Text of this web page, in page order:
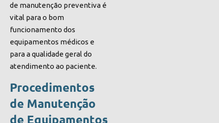
de manutenção preventiva é
vital para o bom
funcionamento dos
equipamentos médicos e
para a qualidade geral do
atendimento ao paciente.
Procedimentos
de Manutenção
de Equipamentos